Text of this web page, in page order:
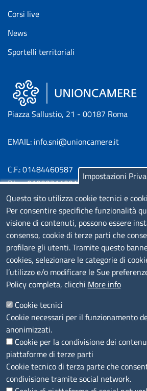
Corsi live
News
Sportelli territoriali
Piazza Sallustio, 21 - 00187 Roma
EMAIL: info.sni@unioncamere.it
C.F.: 01484460587
P.Iva: 01000211001
SERVIZIO REALIZZATO DA
MENÙ PRIVACY
Note legali Privacy e cookie policy
Impostazioni
Questo sito utilizza cookie tecnici e
Per consentire specifiche funzionalità
visione di contenuti, possono essere
consenso, cookie di terze parti che
profilare gli utenti. Tramite questo
cookies, selezionare le categorie di
l’utilizzo e/o modificare le Sue
Policy completa, clicchi More info
Cookie tecnici
Cookie necessari per il funzionamento
anonimizzati.
Cookie per la condivisione dei
piattaforme di terze parti
Cookie tecnico di terza parte che
condivisione tramite social network.